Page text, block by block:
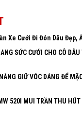
Xe Cưới Đi Đón Dâu Đẹp,
SỨC CƯỚI CHO CÔ
GIỮ VÓC DÁNG ĐỂ
520I MUI TRẦN THU HÚT